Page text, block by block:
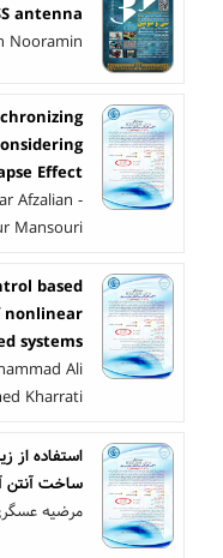
antenna
Nooramin
Effect
Afzalian -
Mansouri
based
nonlinear
systems
Ali
Kharrati
استفاده از
ساخت آنتن
مرضیه